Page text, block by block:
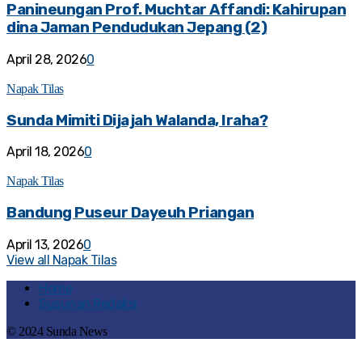
Panineungan Prof. Muchtar Affandi: Kahirupan
dina Jaman Pendudukan Jepang (2)
April 28, 20260
Napak Tilas
Sunda Mimiti Dijajah Walanda, Iraha?
April 18, 20260
Napak Tilas
Bandung Puseur Dayeuh Priangan
April 13, 20260
View all Napak Tilas
Home
Susunan Redaksi
© 2024 Sunda News